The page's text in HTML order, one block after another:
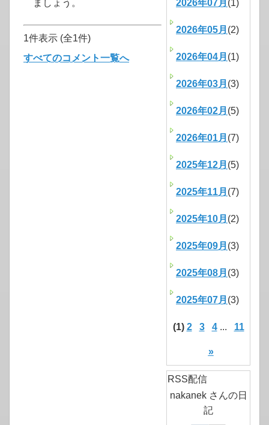
ましょう。
1件表示 (全1件)
すべてのコメント一覧へ
2026年07月 (1)
2026年05月 (2)
2026年04月 (1)
2026年03月 (3)
2026年02月 (5)
2026年01月 (7)
2025年12月 (5)
2025年11月 (7)
2025年10月 (2)
2025年09月 (3)
2025年08月 (3)
2025年07月 (3)
(1) 2 3 4... 11
»
RSS配信
nakanek さんの日
記